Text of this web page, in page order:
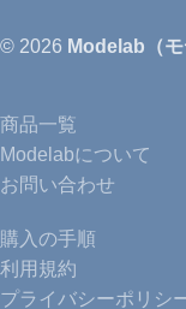
© 2026 Modelab（モ
商品一覧
Modelabについて
お問い合わせ
購入の手順
利用規約
プライバシーポリシ